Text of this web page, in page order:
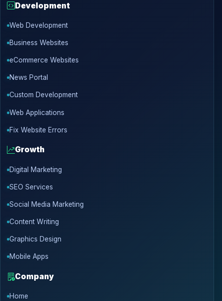
Development
Web Development
Business Websites
eCommerce Websites
News Portal
Custom Development
Web Applications
Fix Website Errors
Growth
Digital Marketing
SEO Services
Social Media Marketing
Content Writing
Graphics Design
Mobile Apps
Company
Home